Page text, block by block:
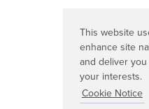
This website
enhance site
and deliver
your interests.
Cookie Notice